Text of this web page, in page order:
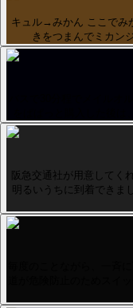
キュル→みかん ここでみ
きをつまんでミカン
阪急交通社が用意してく
明るいうちに到着できま